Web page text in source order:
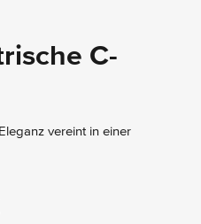
C-
vereint in einer